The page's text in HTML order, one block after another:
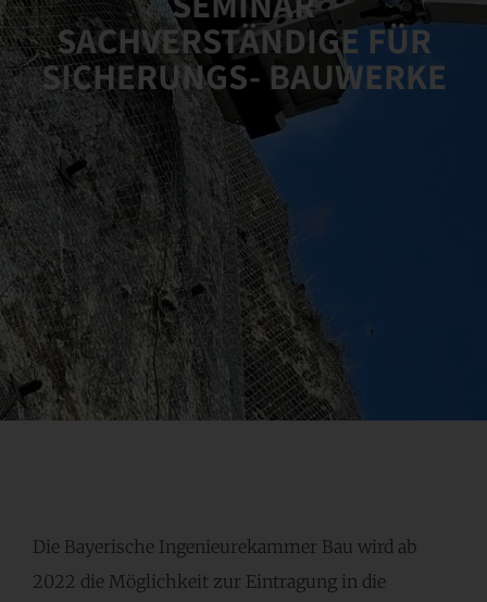
SACHVERSTÄNDIGE FÜR
SICHERUNGS- BAUWERKE
Die Bayerische Ingenieurekammer Bau wird ab
2022 die Möglichkeit zur Eintragung in die